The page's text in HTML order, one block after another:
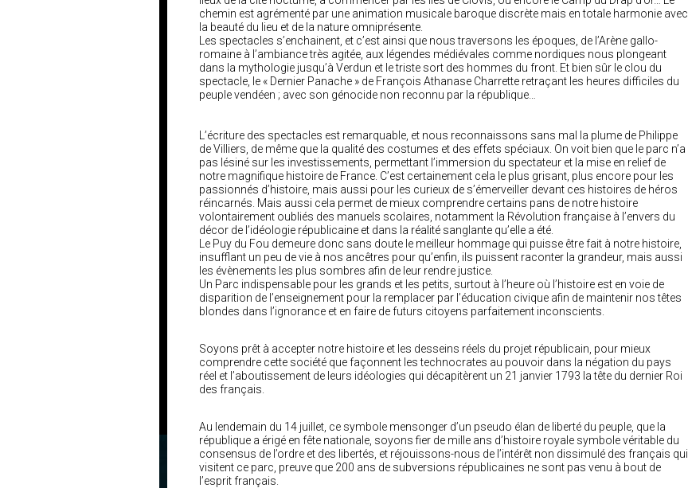
chemin est agrémenté par une animation musicale baroque discrète mais en totale harmonie avec
la beauté du lieu et de la nature omniprésente.
Les spectacles s’enchainent, et c’est ainsi que nous traversons les époques, de l’Arène gallo-
romaine à l’ambiance très agitée, aux légendes médiévales comme nordiques nous plongeant
dans la mythologie jusqu’à Verdun et le triste sort des hommes du front. Et bien sûr le clou du
spectacle, le « Dernier Panache » de François Athanase Charrette retraçant les heures difficiles du
peuplevendéen ; avec son génocide non reconnu par la république…
L’écriture des spectacles est remarquable, et nous reconnaissons sans mal la plume de Philippe
de Villiers, de même que la qualité des costumes et des effets spéciaux . On voit bien que le parc n’a
pas lésiné sur les investissements, permettant l’immersion du spectateur et la mise en relief de
notre magnifique histoire de France. C’est certainement cela le plus grisant, plus encore pour les
passionnés d’histoire, mais aussi pour les curieux de s’émerveiller devant ces histoires de héros
réincarnés. Mais aussi cela permet de mieux comprendre certains pans de notre histoire
volontairement oubliés des manuels scolaires, notamment la Révolution française à l’envers du
décor de l’idéologie républicaine et dans la réalité sanglante qu’elle a été.
Le Puy du Fou demeure donc sans doute le meilleur hommage qui puisse être fait à notre histoire,
insufflant un peu de vie à nos ancêtres pour qu’enfin, ils puissent raconter la grandeur, mais aussi
les évènements les plus sombres afin de leur rendre justice.
Un Parc indispensable pour les grands et les petits, surtout à l’heure où l’histoire est en voie de
disparition de l’enseignement pour la remplacer par l’éducation civique afin de maintenir nos têtes
blondes dans l’ignorance et en faire de futurs citoyens parfaitement inconscients.
Soyons prêt à accepter notre histoire et les desseins réels du projet républicain, pour mieux
comprendre cette société que façonnent les technocrates au pouvoir dans la négation du pays
réel et l’aboutissement de leurs idéologies qui décapitèrent un‎ 21 janvier 1793 la tête du dernier Roi
des français.
Au lendemain du 14 juillet, ce symbole mensonger d’un pseudo élan de liberté du peuple, que la
république a érigé en fête nationale, soyons fier de mille ans d’histoire royale symbole véritable du
consensus de l’ordre et des libertés, et réjouissons-nous de l’intérêt non dissimulé des français qui
visitent ce parc, preuve que 200 ans de subversions républicaines ne sont pas venu à bout de
l’esprit français.